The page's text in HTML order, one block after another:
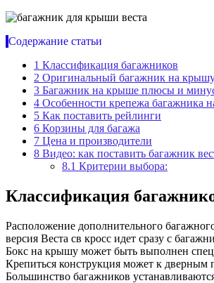
Содержание статьи
1 Классификация багажников
2 Оригинальный багажник на крышу
3 Багажник на крыше плюсы и
4 Особенности крепежа багажника
5 Как поставить рейлинги
6 Корзины для багажа
7 Цена и производители
8 Видео: как поставить багажник
8.1 Критерии выбора:
Классификация
Расположение дополнительного
версия Веста св кросс идет сразу с
Бокс на крышу может быть выполнен
Крепиться конструкция может к дверным
Большинство багажников